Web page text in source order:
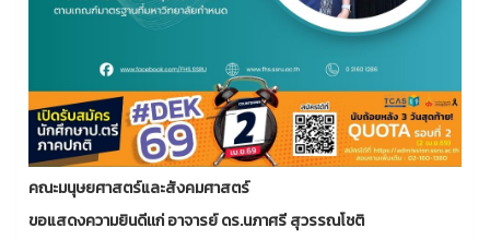
คณะมนุษยศาสตร์และสังคมศาสตร์
ขอแสดงความยินดีเเก่ อาจารย์ ดร.นภาศรี สุวรรณโชติ